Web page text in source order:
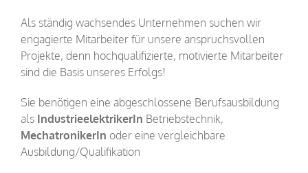
Als ständig wachsendes Unternehmen suchen wir
engagierte Mitarbeiter für unsere anspruchsvollen
Projekte, denn hochqualifizierte, motivierte Mitarbeiter
sind die Basis unseres Erfolgs!
Sie benötigen eine abgeschlossene Berufsausbildung
als IndustrieelektrikerIn Betriebstechnik,
MechatronikerIn oder eine vergleichbare
Ausbildung/Qualifikation